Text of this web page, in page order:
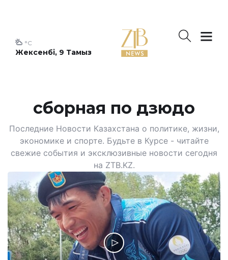
Жексенбі, 9 Тамыз
°C
сборная по дзюдо
Последние Новости Казахстана о политике, жизни,
экономике и спорте. Будьте в Курсе - читайте
свежие события и эксклюзивные новости сегодня
на ZTB.KZ.